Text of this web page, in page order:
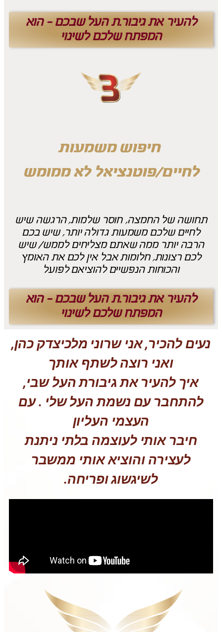
להעיר את גיבור.ת העל שבכם - הוא
המפתח שלכם לשינוי
חיפוש משמעות
לחיים/פוטנציאל לא ממומש
תחושה של החמצה,חוסר שלמות, הרגשה שיש
לחיים שלכם משמעות גדולה יותר, שיש בכם
הרבה יותר ממה שאתם מצליחים לממש/ שיש
לכם רצונות, חלומות אבל אין לכם את האומץ
והכוחות הנפשיים להוציאם לפועל
להעיר את גיבור.ת העל שבכם - הוא
המפתח שלכם לשינוי
נעים להכיר, אני שרוני מלכיצדק כהן,
ואני רוצה לשתף אותך
איך להעיר את גיבורת העל שבי,
להתחבר עם נשמת העל שלי . עם
העצמי העליון
חיבר אותי לעוצמה בלתי ניתנת
לעצירה והוציא אותי ממשבר
לשיגשוג ופריחה.